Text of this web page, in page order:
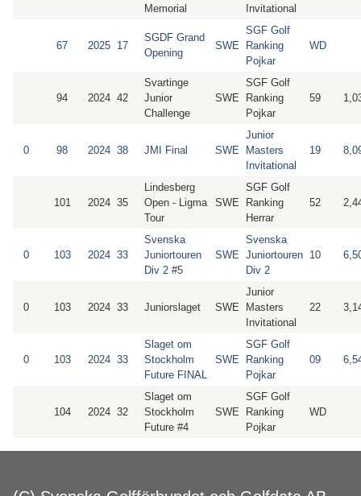
Memorial
Invitational
67 2025 17
SGDF Grand
Opening
SWE
SGF Golf
Ranking
Pojkar
WD
94 2024 42
Svartinge
Junior
Challenge
SWE
SGF Golf
Ranking
Pojkar
59
0 98 2024 38 JMI Final SWE
Junior
Masters
Invitational
19
101 2024 35
Lindesberg
Open - Ligma
Tour
SWE
SGF Golf
Ranking
Herrar
52
0 103 2024 33
Svenska
Juniortouren
Div 2 #5
SWE
Svenska
Juniortouren
Div 2
10
0 103 2024 33 Juniorslaget SWE
Junior
Masters
Invitational
22
0 103 2024 33
Slaget om
Stockholm
Future FINAL
SWE
SGF Golf
Ranking
Pojkar
09
104 2024 32
Slaget om
Stockholm
Future #4
SWE
SGF Golf
Ranking
Pojkar
WD